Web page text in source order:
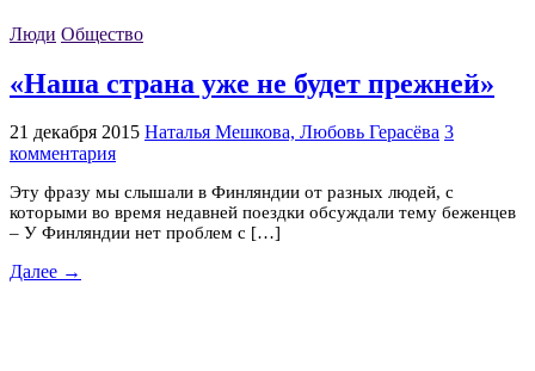
Люди Общество
«Наша страна уже не будет прежней»
21 декабря 2015 Наталья Мешкова, Любовь Герасёва 3
комментария
Эту фразу мы слышали в Финляндии от разных людей, с
которыми во время недавней поездки обсуждали тему беженцев
– У Финляндии нет проблем с […]
Далее →